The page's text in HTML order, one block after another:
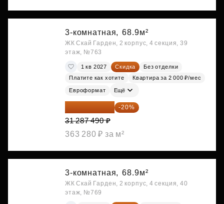
3-комнатная, 68.9м²
ЖК Скай Гарден, 2 корпус, 4 секция, 39
этаж, №763
1 кв 2027 Скидка
Без отделки
Платите как хотите
Квартира за 2 000 ₽/мес
Евроформат Ещё
25 029 992 ₽ -20%
31 287 490 ₽
363 280 ₽ за м²
3-комнатная, 68.9м²
ЖК Скай Гарден, 2 корпус, 4 секция, 40
этаж, №769